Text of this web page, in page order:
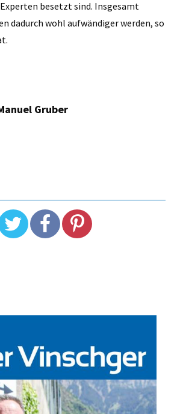
besetzt sind. Insgesamt
dadurch wohl aufwändiger werden, so
Gruber